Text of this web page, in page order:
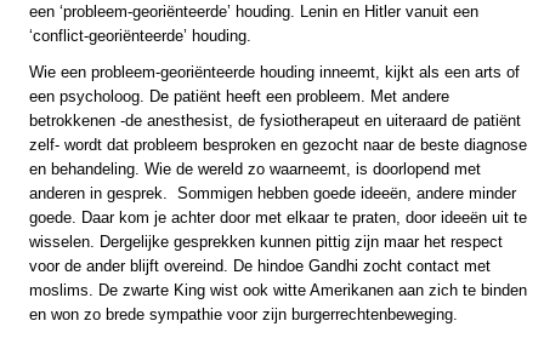
een ‘probleem-georiënteerde’ houding. Lenin en Hitler vanuit een
‘conflict-georiënteerde’ houding.
Wie een probleem-georiënteerde houding inneemt, kijkt als een arts of
een psycholoog. De patiënt heeft een probleem. Met andere
betrokkenen -de anesthesist, de fysiotherapeut en uiteraard de patiënt
zelf- wordt dat probleem besproken en gezocht naar de beste diagnose
en behandeling. Wie de wereld zo waarneemt, is doorlopend met
anderen in gesprek. Sommigen hebben goede ideeën, andere minder
goede. Daar kom je achter door met elkaar te praten, door ideeën uit te
wisselen. Dergelijke gesprekken kunnen pittig zijn maar het respect
voor de ander blijft overeind. De hindoe Gandhi zocht contact met
moslims. De zwarte King wist ook witte Amerikanen aan zich te binden
en won zo brede sympathie voor zijn burgerrechtenbeweging.